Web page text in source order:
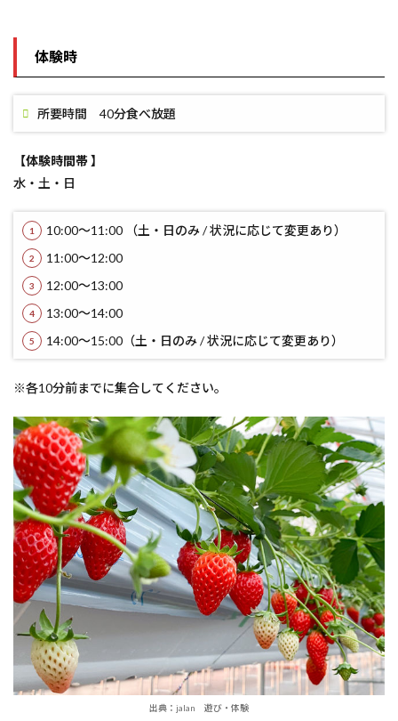
体験時
所要時間 40分食べ放題
【体験時間帯 】
水・土・日
10:00～11:00 （土・日のみ / 状況に応じて変更あり）
11:00～12:00
12:00～13:00
13:00～14:00
14:00～15:00（土・日のみ / 状況に応じて変更あり）
※各10分前までに集合してください。
出典：jalan 遊び・体験